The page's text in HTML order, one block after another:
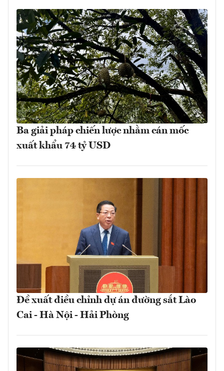
Ba giải pháp chiến lược nhằm cán mốc
xuất khẩu 74 tỷ USD
Đề xuất điều chỉnh dự án đường sắt Lào
Cai - Hà Nội - Hải Phòng